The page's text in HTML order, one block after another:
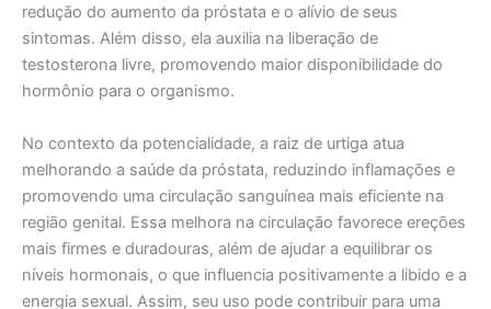
redução do aumento da próstata e o alívio de seus
sintomas. Além disso, ela auxilia na liberação de
testosterona livre, promovendo maior disponibilidade do
hormônio para o organismo.
No contexto da potencialidade, a raiz de urtiga atua
melhorando a saúde da próstata, reduzindo inflamações e
promovendo uma circulação sanguínea mais eficiente na
região genital. Essa melhora na circulação favorece ereções
mais firmes e duradouras, além de ajudar a equilibrar os
níveis hormonais, o que influencia positivamente a libido e a
energia sexual. Assim, seu uso pode contribuir para uma